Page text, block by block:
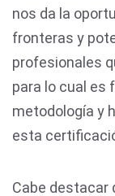
nos da la
fronteras y
profesionales
para lo cual es
metodología y
esta
Cabe destacar